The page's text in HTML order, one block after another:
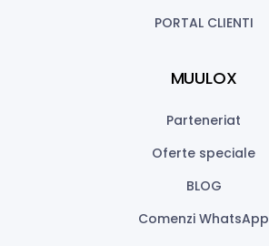
PORTAL CLIENTI
MUULOX
Parteneriat
Oferte speciale
BLOG
Comenzi WhatsApp